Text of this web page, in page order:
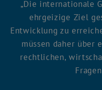
Die internationale
ehrgeizige Ziel
Entwicklung zu
müssen daher über
rechtlichen,